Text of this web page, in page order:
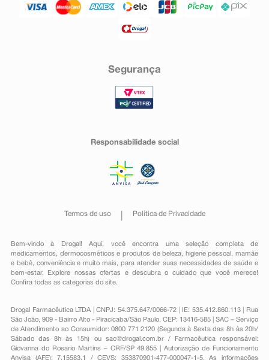
Segurança
Responsabilidade social
Termos de uso Política de Privacidade
Bem-vindo à Drogal! Aqui, você encontra uma seleção completa de
medicamentos , dermocosméticos e produtos de beleza, higiene pessoal ,mamãe
e bebê, conveniênciae muito mais, para atender suas necessidades de saúde e
bem-estar. Explore nossas ofertas e descubra o cuidado que você merece!
Confira todas as categorias do site.
Drogal Farmacêutica LTDA | CNPJ: 54.375.647/0066-72 | IE: 535.412.860.113 | Rua
São João, 909 - Bairro Alto - Piracicaba/São Paulo, CEP: 13416-585 | SAC – Serviço
de Atendimento ao Consumidor: 0800 771 2120 (Segunda à Sexta das 8h às 20h/
Sábado das 8h às 15h) ou sac@drogal.com.br/ Farmacêutica responsável:
Giovanna do Rosario Martins – CRF/SP 49.855 | Autorização de Funcionamento
Anvisa (AFE): 7.15583.1 / CEVS: 353870901-477-000047-1-5. As informações